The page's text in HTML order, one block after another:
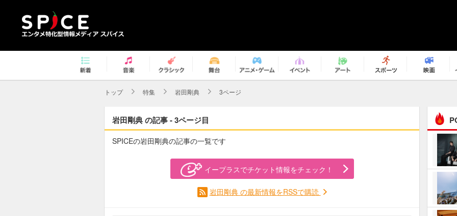
トップ 特集 岩田剛典 3ページ
岩田剛典 の記事 - 3ページ目
SPICEの岩田剛典の記事の一覧です
イープラスでチケット情報をチェック！
岩田剛典 の最新情報をRSSで購読